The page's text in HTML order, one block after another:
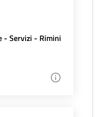
- Servizi - Rimini